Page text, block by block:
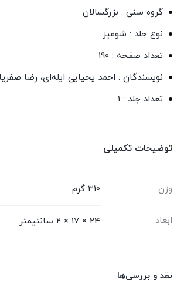
گروه سنی : بزرگسالان
نوع جلد : شومیز
تعداد صفحه : 190
نویسندگان : احمد یحیایی ایله‌ای، رضا
تعداد جلد : 1
توضیحات تکمیلی
وزن 310 گرم
ابعاد 24 × 17 × 2 سانتیمتر
نقد و بررسی‌ها